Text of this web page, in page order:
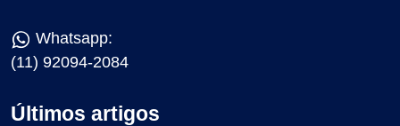
Whatsapp:
(11) 92094-2084
Últimos artigos